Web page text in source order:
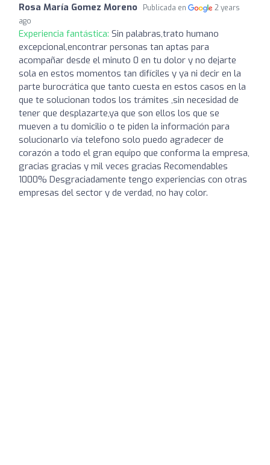
Rosa María Gomez Moreno Publicada en
2 years
ago
Experiencia fantástica: Sin palabras,trato humano
excepcional,encontrar personas tan aptas para
acompañar desde el minuto 0 en tu dolor y no dejarte
sola en estos momentos tan difíciles y ya ni decir en la
parte burocrática que tanto cuesta en estos casos en la
que te solucionan todos los trámites ,sin necesidad de
tener que desplazarte,ya que son ellos los que se
mueven a tu domicilio o te piden la información para
solucionarlo vía telefono solo puedo agradecer de
corazón a todo el gran equipo que conforma la empresa,
gracias gracias y mil veces gracias Recomendables
1000% Desgraciadamente tengo experiencias con otras
empresas del sector y de verdad, no hay color.